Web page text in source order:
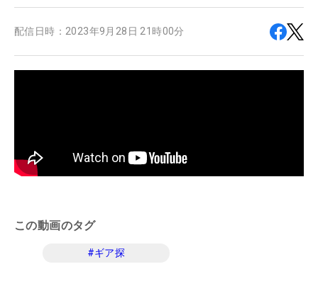
配信日時： 2023年9月28日 21時00分
この動画のタグ
#ギア探